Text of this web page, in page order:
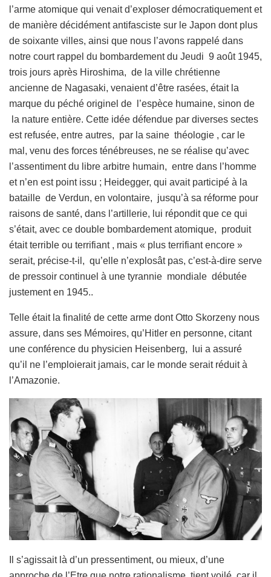
l’arme atomique qui venait d’exploser démocratiquement et
de manière décidément antifasciste sur le Japon dont plus
de soixante villes, ainsi que nous l’avons rappelé dans
notre court rappel du bombardement du Jeudi 9 août 1945,
trois jours après Hiroshima, de la ville chrétienne
ancienne de Nagasaki, venaient d’être rasées, était la
marque du péché originel de l’espèce humaine, sinon de
la nature entière. Cette idée défendue par diverses sectes
est refusée, entre autres, par la saine théologie , car le
mal, venu des forces ténébreuses, ne se réalise qu’avec
l’assentiment du libre arbitre humain, entre dans l’homme
et n’en est point issu ; Heidegger, qui avait participé à la
bataille de Verdun, en volontaire, jusqu’à sa réforme pour
raisons de santé, dans l’artillerie, lui répondit que ce qui
s’était, avec ce double bombardement atomique, produit
était terrible ou terrifiant , mais « plus terrifiant encore »
serait, précise-t-il, qu’elle n’explosât pas, c’est-à-dire serve
de pressoir continuel à une tyrannie mondiale débutée
justement en 1945..
Telle était la finalité de cette arme dont Otto Skorzeny nous
assure, dans ses Mémoires, qu’Hitler en personne, citant
une conférence du physicien Heisenberg, lui a assuré
qu’il ne l’emploierait jamais, car le monde serait réduit à
l’Amazonie.
Il s’agissait là d’un pressentiment, ou mieux, d’une